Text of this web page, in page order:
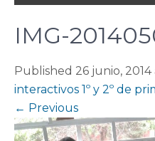
IMG-
Published 26 junio, 2014
interactivos 1º y 2º de
← Previous